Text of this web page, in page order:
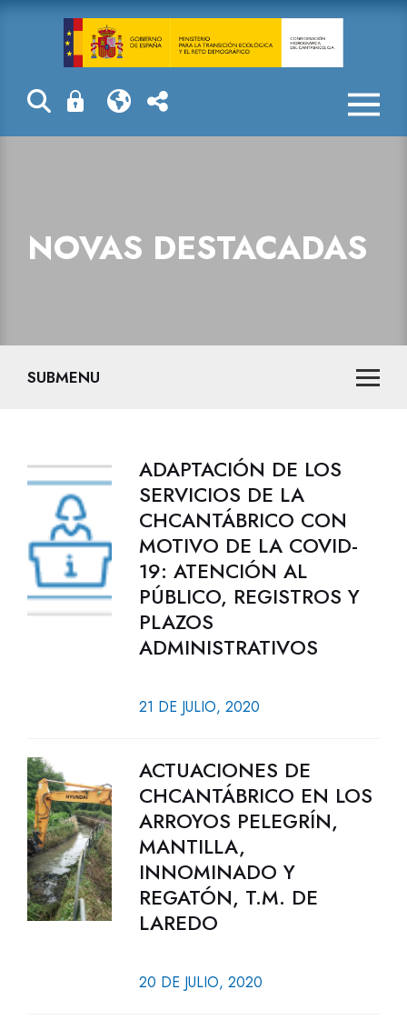
Novas
NOVAS DESTACADAS
SUBMENU
ADAPTACIÓN DE LOS
SERVICIOS DE LA
CHCANTÁBRICO CON
MOTIVO DE LA COVID-
19: ATENCIÓN AL
PÚBLICO, REGISTROS Y
PLAZOS
ADMINISTRATIVOS
21 DE JULIO, 2020
ACTUACIONES DE
CHCANTÁBRICO EN LOS
ARROYOS PELEGRÍN,
MANTILLA,
INNOMINADO Y
REGATÓN, T.M. DE
LAREDO
20 DE JULIO, 2020